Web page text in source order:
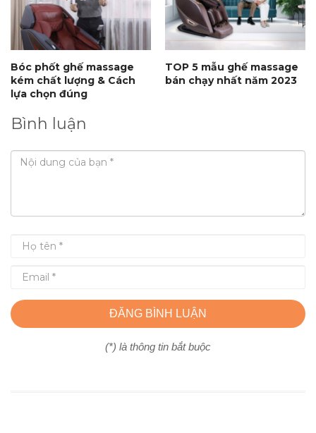
Bóc phốt ghế massage
kém chất lượng & Cách
lựa chọn đúng
TOP 5 mẫu ghế massage
bán chạy nhất năm 2023
Bình luận
ĐĂNG BÌNH LUẬN
(*) là thông tin bắt buộc